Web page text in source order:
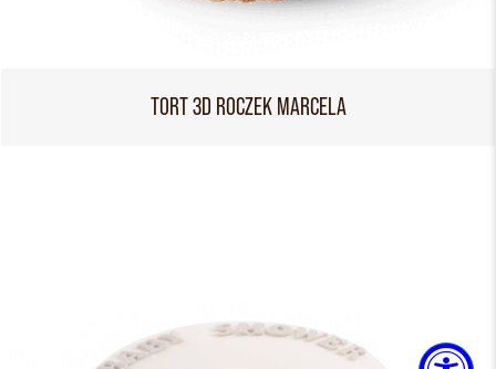
TORT 3D ROCZEK MARCELA